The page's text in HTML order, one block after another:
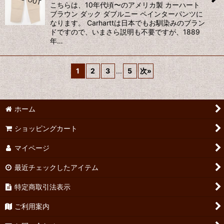
こちらは、10年代頃〜のアメリカ製 カーハート
ブラウン ダック ダブルニー ペインターパンツに
なります。 Carharttは日本でもお馴染みのブラン
ドですので、いまさら説明も不要ですが、1889
年…
1 2 3 ... 5 次»
ホーム
ショッピングカート
マイページ
最近チェックしたアイテム
特定商取引法表示
ご利用案内